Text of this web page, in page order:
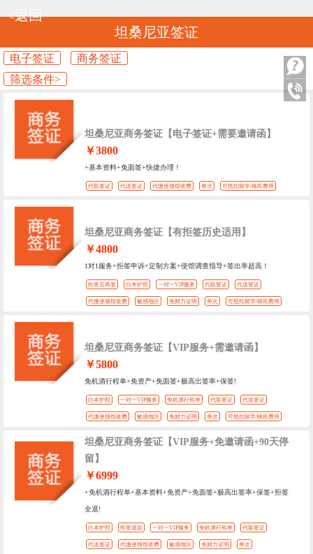
坦桑尼亚签证
<返回
电子签证
商务签证
筛选条件>
坦桑尼亚商务签证【电子签证+需要邀请函】
￥3800
+基本资料+免面签+快捷办理！
代取签证 代送签证 代缴使领馆收费 单次 可抵扣留学/移民费用
坦桑尼亚商务签证【有拒签历史适用】
￥4800
1对1服务+拒签申诉+定制方案+使馆调查指导+签出率超高！
拒签后再签 白本护照 一对一VIP服务 代取签证 代送签证
代缴使领馆收费 敏感地区 免财力证明 单次 可抵扣留学/移民费用
坦桑尼亚商务签证【VIP服务+需邀请函】
￥5800
免机酒行程单+免资产+免面签+极高出签率+保签!
白本护照 一对一VIP服务 免机酒行程单 代取签证 代送签证
代缴使领馆收费 敏感地区 免财力证明 单次 可抵扣留学/移民费用
坦桑尼亚商务签证【VIP服务+免邀请函+90天停
留】
￥6999
+免机酒行程单+基本资料+免资产+免面签+极高出签率+保签+拒签
全退!
白本护照 拒签退款 一对一VIP服务 免机酒行程单 代取签证
代送签证 代缴使领馆收费 敏感地区 免财力证明 单次